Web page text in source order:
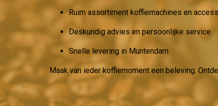
Ruim assortiment koffiemachines en
Deskundig advies en persoonlijke service
Snelle levering in Muntendam
Maak van ieder koffiemoment een beleving.